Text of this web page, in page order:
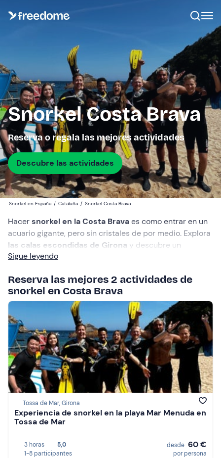
Snorkel Costa Brava
Reserva o regala las mejores actividades
Descubre las actividades
Snorkel en España / Cataluña / Snorkel Costa Brava
Hacersnorkel en la Costa Bravaes como entrar en un
acuario gigante, pero sin cristales de por medio. Explora
las calas escondidas de Girona y descubre un
universo de colores bajo sus aguas cristalinas. Si
firme, prepárate para cambiar de opinión al sumergirte.
Sigue leyendo
Reserva las mejores 2 actividades de
snorkel en Costa Brava
Tossa de Mar, Girona
Experiencia de snorkel en la playa Mar Menuda en
Tossa de Mar
3 horas
5,0
1-8 participantes
desde 60 €
por persona